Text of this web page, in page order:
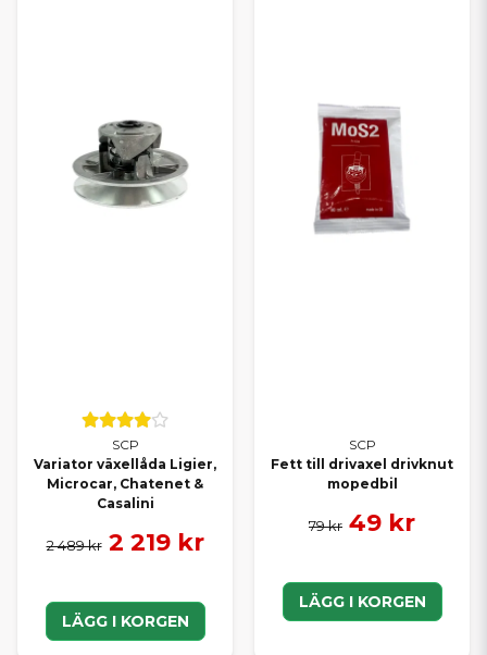
TRYGGT VAL FÖR DIN
MOPEDBIL
SCP
Variator växellåda Ligier,
Microcar, Chatenet &
Casalini
2 489 kr 2 219 kr
LÄGG I KORGEN
SCP
Fett till drivaxel drivknut
mopedbil
79 kr 49 kr
LÄGG I KORGEN